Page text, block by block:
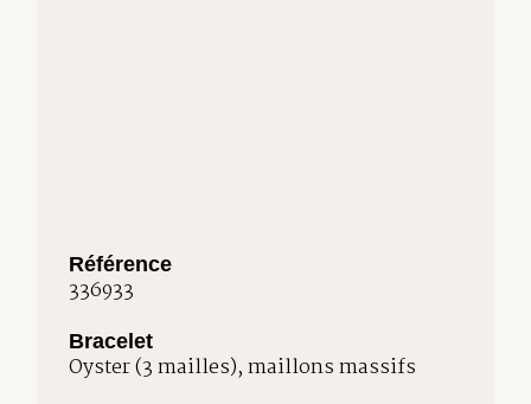
Référence
336933
Bracelet
Oyster (3 mailles), maillons massifs